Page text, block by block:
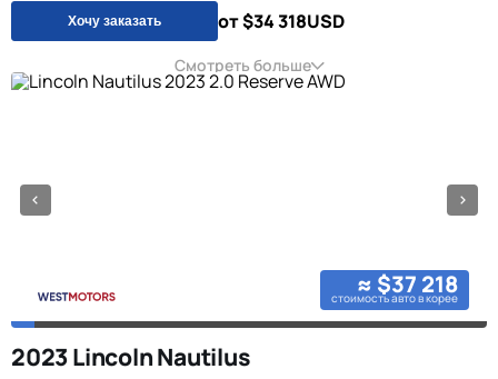
Хочу заказать от $34 318USD
Смотреть больше
≈ $37 218
стоимость авто в корее
2023 Lincoln Nautilus